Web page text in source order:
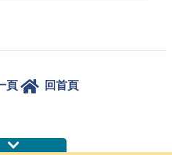
頁 回首頁